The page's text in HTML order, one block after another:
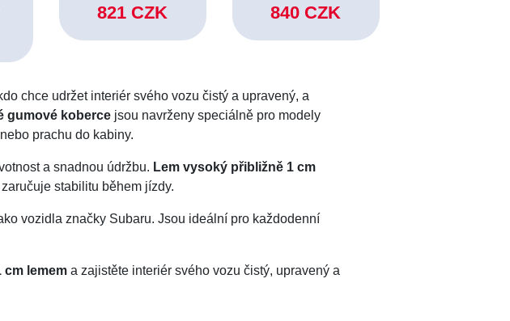
821 CZK 840 CZK
chce udržet interiér svého vozu čistý a upravený, a
gumové koberce jsou navrženy speciálně pro modely
prachu do kabiny.
a snadnou údržbu. Lem vysoký přibližně 1 cm
zaručuje stabilitu během jízdy.
vozidla značky Subaru. Jsou ideální pro každodenní
cm lemem a zajistěte interiér svého vozu čistý, upravený a